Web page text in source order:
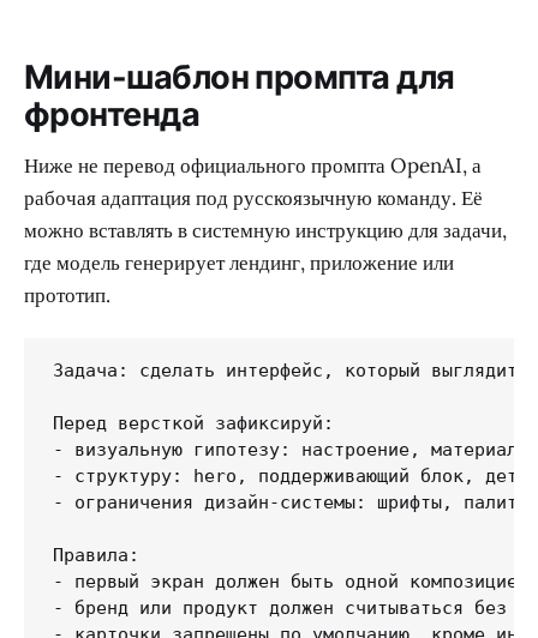
Мини-шаблон промпта для
фронтенда
Ниже не перевод официального промпта OpenAI, а
рабочая адаптация под русскоязычную команду. Её
можно вставлять в системную инструкцию для задачи,
где модель генерирует лендинг, приложение или
прототип.
Задача: сделать интерфейс, который
Перед версткой зафиксируй:
- визуальную гипотезу: настроение, материал,
- структуру: hero, поддерживающий блок,
- ограничения дизайн-системы: шрифты,
Правила:
- первый экран должен быть одной композицией;
- бренд или продукт должен считываться без